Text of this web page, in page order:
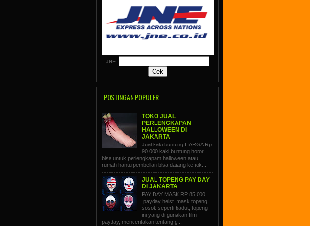
JNE:
POSTINGAN POPULER
TOKO JUAL
PERLENGKAPAN
HALLOWEEN DI
JAKARTA
Jual kaki buntung HARGA Rp
90.000 kaki buntung horor
bisa untuk perlengkapam halloween atau
rumah hantu pembelian bisa datang ke tok...
JUAL TOPENG PAY DAY
DI JAKARTA
PAY DAY MASK RP 85.000
payday heist mask topeng
sosok seperti badut, topeng
ini yang di gunakan film
payday, menceritakan tentang g...